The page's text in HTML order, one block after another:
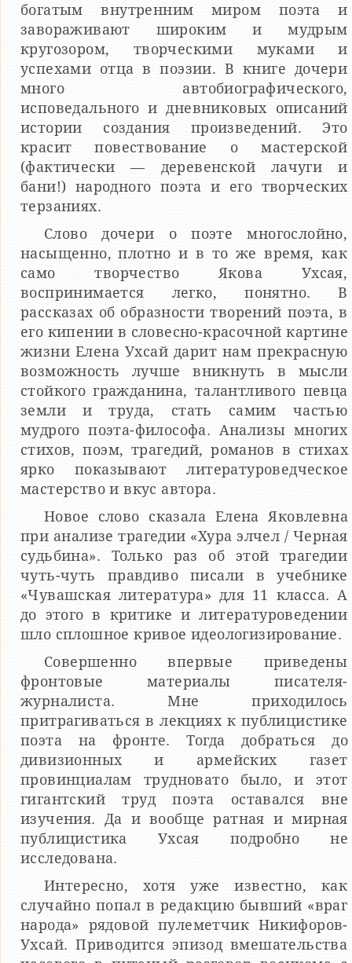
богатым внутренним миром поэта и
завораживают широким и мудрым
кругозором, творческими муками и
успехами отца в поэзии. В книге дочери
много автобиографического,
исповедального и дневниковых описаний
истории создания произведений. Это
красит повествование о мастерской
(фактически — деревенской лачуги и
бани!) народного поэта и его творческих
терзаниях.
Слово дочери о поэте многослойно,
насыщенно, плотно и в то же время, как
само творчество Якова Ухсая,
воспринимается легко, понятно. В
рассказах об образности творений поэта, в
его кипении в словесно-красочной картине
жизни Елена Ухсай дарит нам прекрасную
возможность лучше вникнуть в мысли
стойкого гражданина, талантливого певца
земли и труда, стать самим частью
мудрого поэта-философа. Анализы многих
стихов, поэм, трагедий, романов в стихах
ярко показывают литературоведческое
мастерство и вкус автора.
Новое слово сказала Елена Яковлевна
при анализе трагедии «Хура элчел / Черная
судьбина». Только раз об этой трагедии
чуть-чуть правдиво писали в учебнике
«Чувашская литература» для 11 класса. А
до этого в критике и литературоведении
шло сплошное кривое идеологизирование.
Совершенно впервые приведены
фронтовые материалы писателя-
журналиста. Мне приходилось
притрагиваться в лекциях к публицистике
поэта на фронте. Тогда добраться до
дивизионных и армейских газет
провинциалам трудновато было, и этот
гигантский труд поэта оставался вне
изучения. Да и вообще ратная и мирная
публицистика Ухсая подробно не
исследована.
Интересно, хотя уже известно, как
случайно попал в редакцию бывший «враг
народа» рядовой пулеметчик Никифоров-
Ухсай. Приводится эпизод вмешательства